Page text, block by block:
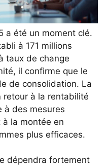
a été un moment clé.
à 171 millions
taux de change
il confirme que le
de consolidation. La
retour à la rentabilité
à des mesures
à la montée en
plus efficaces.
dépendra fortement